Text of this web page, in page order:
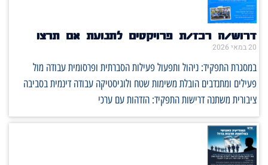
דרוש/ה רכז/ת פרויקטים לתנועת אם תרצו
20 במאי 2026
במסגרת התפקיד: ניהול ותפעול פעילות הסברתית ופרסומית עבודה מול
פעילים ומתנדבים הובלת משימות שטח ולוגיסטיקה עבודה דינמית בסביבה
ציבורית משתנה דרישות התפקיד: הזדהות עם ערכי